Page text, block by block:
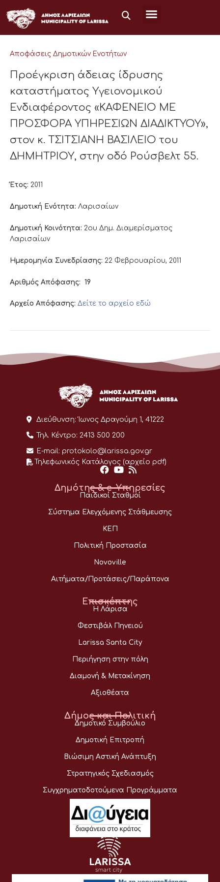
στο
περιεχόμενο
Αποφάσεις Δημοτικών Ενοτήτων
Προέγκριση άδειας ίδρυσης
καταστήματος Υγειονομικού
Ενδιαφέροντος «ΚΑΦΕΝΕΙΟ ΜΕ
ΠΡΟΣΦΟΡΑ ΥΠΗΡΕΣΙΩΝ ΔΙΑΔΙΚΤΥΟΥ»,
στον κ. ΤΣΙΤΣΙΑΝΗ ΒΑΣΙΛΕΙΟ του
ΔΗΜΗΤΡΙΟΥ, στην οδό Ρούσβελτ 55.
Έτος: 2011
Δημοτική Ενότητα: Λαρισαίων
Δημοτική Κοινότητα: 2ου Δημ. Διαμερίσματος
Λαρισαίων
Ημερομηνία Συνεδρίασης: 22 Φεβρουαρίου, 2011
Αριθμός Απόφασης: 19
Αρχείο Απόφασης: Δείτε το αρχείο εδώ
Διεύθυνση: Ίωνος Δραγούμη 1, 41222
Τηλ. Κέντρο: 2413 500 200
E-mail: protokolo@larissa.gov.gr
Τηλεφωνικός Κατάλογος (αρχείο pdf)
Δημότης & e-Υπηρεσίες
Παιδικοί Σταθμοί
Σύστημα Ελεγχόμενης Στάθμευσης
ΚΕΠ
Πολιτική Προστασία
Novoville
Αιτήματα/Προτάσεις/Παράπονα
Επισκέπτης
Η Λάρισα
Φεστιβάλ Πηνειού
Larissa Santa City
Περιήγηση στην πόλη
Διαμονή & Μετακίνηση
Αξιοθέατα
Δήμος και Πολιτική
Δημοτικό Συμβούλιο
Δημοτική Επιτροπή
Βιώσιμη Αστική Ανάπτυξη
Στρατηγικός Σχεδιασμός
Συγχρηματοδοτούμενα Προγράμματα